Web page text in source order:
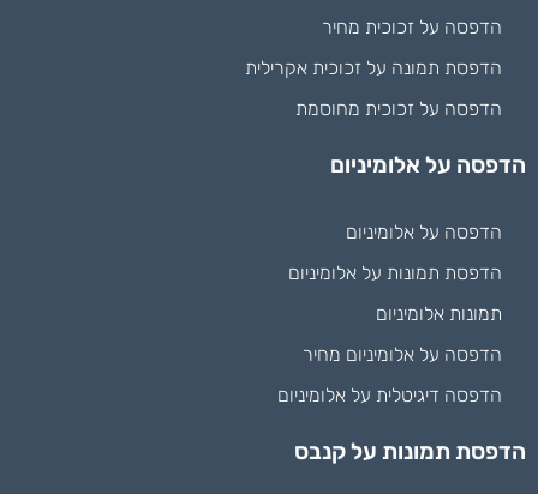
הדפסה על זכוכית מחיר
הדפסת תמונה על זכוכית אקרילית
הדפסה על זכוכית מחוסמת
הדפסה על אלומיניום
הדפסה על אלומיניום
הדפסת תמונות על אלומיניום
תמונות אלומיניום
הדפסה על אלומיניום מחיר
הדפסה דיגיטלית על אלומיניום
הדפסת תמונות על קנבס